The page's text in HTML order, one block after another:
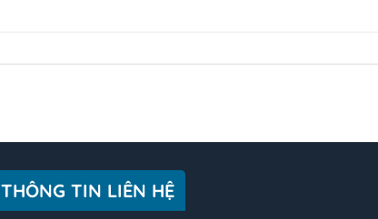
THÔNG TIN LIÊN HỆ